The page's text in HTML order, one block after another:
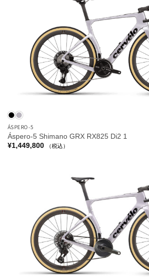
ÁSPERO-5
Áspero-5 Shimano GRX RX825 Di2 1
¥1,449,800 （税込）